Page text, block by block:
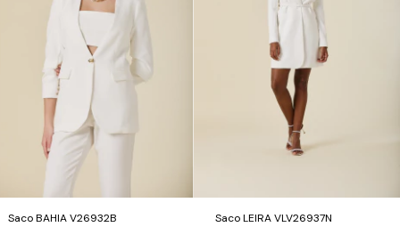
Saco BAHIA V26932B Saco LEIRA VLV26937N